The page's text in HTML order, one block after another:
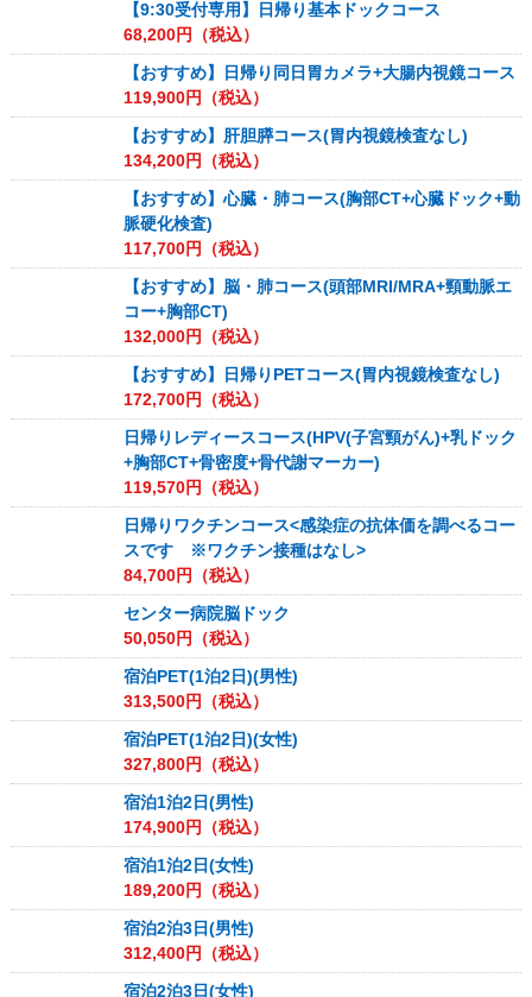
【9:30受付専用】日帰り基本ドックコース
68,200円（税込）
【おすすめ】日帰り同日胃カメラ+大腸内視鏡コース
119,900円（税込）
【おすすめ】肝胆膵コース(胃内視鏡検査なし)
134,200円（税込）
【おすすめ】心臓・肺コース(胸部CT+心臓ドック+動
脈硬化検査)
117,700円（税込）
【おすすめ】脳・肺コース(頭部MRI/MRA+頸動脈エ
コー+胸部CT)
132,000円（税込）
【おすすめ】日帰りPETコース(胃内視鏡検査なし)
172,700円（税込）
日帰りレディースコース(HPV(子宮頸がん)+乳ドック
+胸部CT+骨密度+骨代謝マーカー)
119,570円（税込）
日帰りワクチンコース<感染症の抗体価を調べるコー
スです ※ワクチン接種はなし>
84,700円（税込）
センター病院脳ドック
50,050円（税込）
宿泊PET(1泊2日)(男性)
313,500円（税込）
宿泊PET(1泊2日)(女性)
327,800円（税込）
宿泊1泊2日(男性)
174,900円（税込）
宿泊1泊2日(女性)
189,200円（税込）
宿泊2泊3日(男性)
312,400円（税込）
宿泊2泊3日(女性)